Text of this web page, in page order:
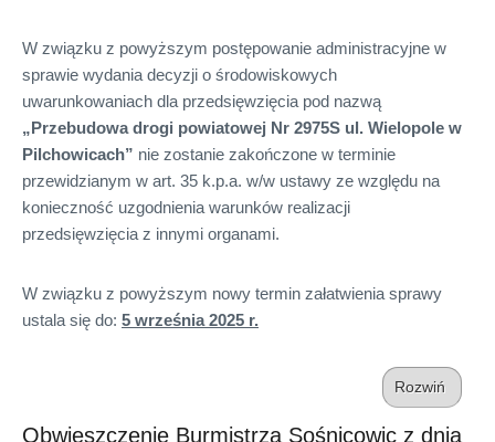
W związku z powyższym postępowanie administracyjne w
sprawie wydania decyzji o środowiskowych
uwarunkowaniach dla przedsięwzięcia pod nazwą
„Przebudowa drogi powiatowej Nr 2975S ul. Wielopole w
Pilchowicach” nie zostanie zakończone w terminie
przewidzianym w art. 35 k.p.a. w/w ustawy ze względu na
konieczność uzgodnienia warunków realizacji
przedsięwzięcia z innymi organami.
W związku z powyższym nowy termin załatwienia sprawy
ustala się do: 5 września 2025 r.
Rozwiń
Obwieszczenie Burmistrza Sośnicowic z dnia